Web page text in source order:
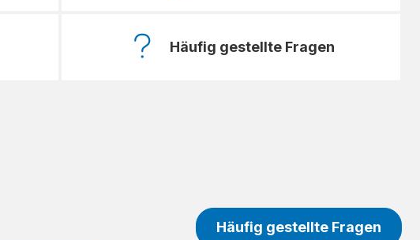
Häufig gestellte Fragen
Häufig gestellte Fragen